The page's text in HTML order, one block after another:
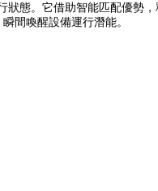
態。它借助智能匹配優勢
間喚醒設備運行潛能。